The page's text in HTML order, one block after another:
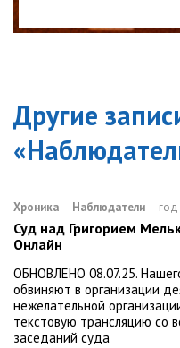
Другие
«
Хроника Наблюдатели
Суд над Григорием
Онлайн
ОБНОВЛЕНО 08.07.25.
обвиняют в организации
нежелательной
текстовую трансляцию со
заседаний суда